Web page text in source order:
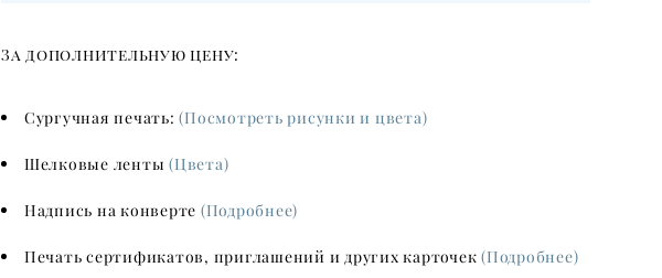
За дополнительную цену:
Сургучная печать:(Посмотреть рисунки и цвета)
Шелковые ленты(Цвета)
Надпись на конверте (Подробнее)
Печать сертификатов, приглашений и других карточек(Подробнее)